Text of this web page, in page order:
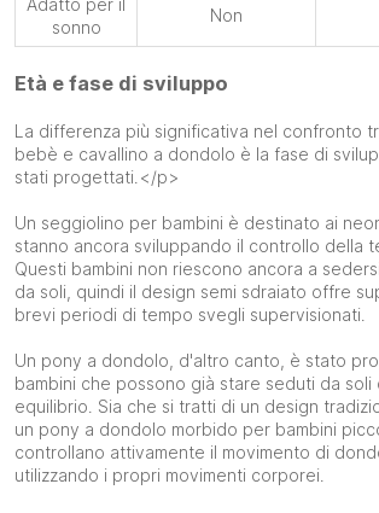
sonno
Non
Età e fase di sviluppo
La differenza più significativa nel confronto
bebè e cavallino a dondolo è la fase di
stati progettati.</p>
Un seggiolino per bambini è destinato ai
stanno ancora sviluppando il controllo della
Questi bambini non riescono ancora a
da soli, quindi il design semi sdraiato offre
brevi periodi di tempo svegli supervisionati.
Un pony a dondolo, d'altro canto, è stato
bambini che possono già stare seduti da soli
equilibrio. Sia che si tratti di un design
un pony a dondolo morbido per bambini
controllano attivamente il movimento di
utilizzando i propri movimenti corporei.